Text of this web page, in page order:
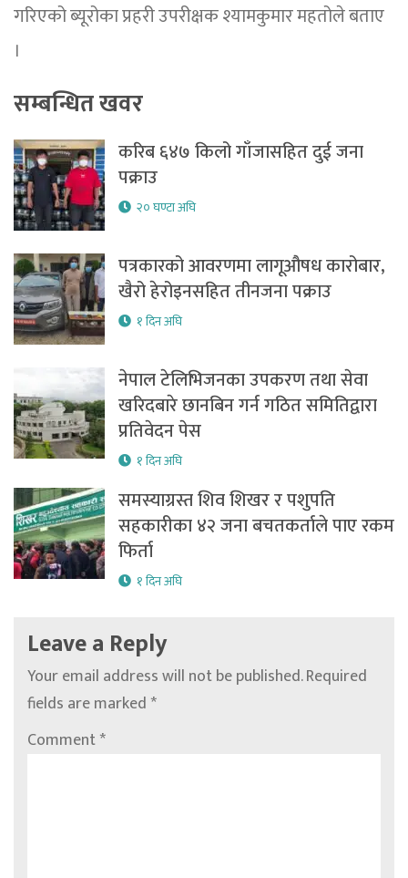
गरिएको ब्यूरोका प्रहरी उपरीक्षक श्यामकुमार महतोले बताए
।
सम्बन्धित खवर
करिब ६४७ किलो गाँजासहित दुई जना
पक्राउ
२० घण्टा अघि
पत्रकारको आवरणमा लागूऔषध कारोबार,
खैरो हेरोइनसहित तीनजना पक्राउ
१ दिन अघि
नेपाल टेलिभिजनका उपकरण तथा सेवा
खरिदबारे छानबिन गर्न गठित समितिद्वारा
प्रतिवेदन पेस
१ दिन अघि
समस्याग्रस्त शिव शिखर र पशुपति
सहकारीका ४२ जना बचतकर्ताले पाए रकम
फिर्ता
१ दिन अघि
Leave a Reply
Your email address will not be published.Required
fields are marked*
Comment*